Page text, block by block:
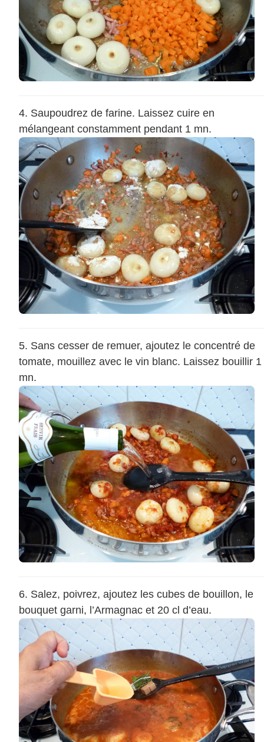
Saupoudrez de farine. Laissez cuire en
mélangeant constamment pendant 1 mn.
Sans cesser de remuer, ajoutez le concentré de
tomate, mouillez avec le vin blanc. Laissez bouillir 1
mn.
Salez, poivrez, ajoutez les cubes de bouillon, le
bouquet garni, l’Armagnac et 20 cl d’eau.